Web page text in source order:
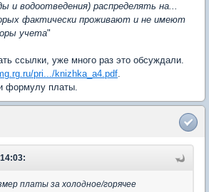
и водоотведения) распределять на...
фактически проживают и не имеют
учета"
ссылки, уже много раз это обсуждали.
pri.../knizhka_a4.pdf.
формулу платы.
платы за холодное/горячее